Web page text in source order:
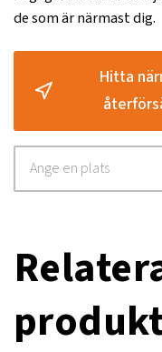
de som är närmast dig.
Hitta